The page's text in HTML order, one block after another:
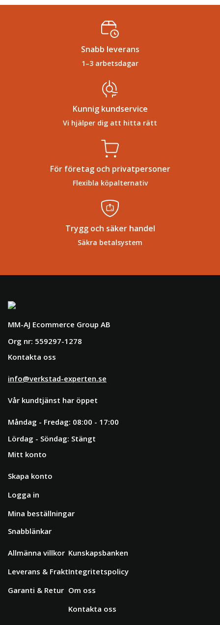
Snabb leverans
1–3 arbetsdagar
Kunnig kundservice
Vi hjälper dig att hitta rätt
För företag och privatpersoner
Flexibla köpalternativ
Trygg och säker handel
Säkra betalsystem
MM-AJ Ecommerce Group AB
Org nr: 559297-1278
Kontakta oss
info@verkstad-experten.se
Vår kundtjänst har öppet
Måndag - Fredag: 08:00 - 17:00
Lördag - Söndag: Stängt
Mitt konto
Skapa konto
Logga in
Mina beställningar
Snabblänkar
Allmänna villkor
Leverans & Frakt
Garanti & Retur
Kunskapsbanken
Integritetspolicy
Om oss
Kontakta oss